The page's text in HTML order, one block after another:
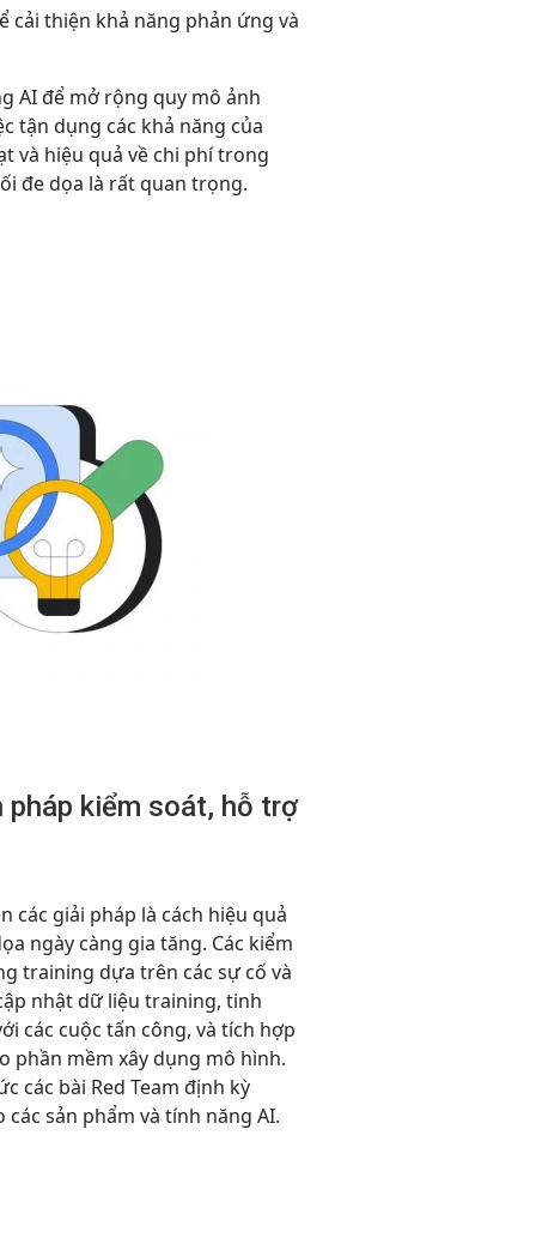
cải thiện khả năng phản ứng và
AI để mở rộng quy mô ảnh
tận dụng các khả năng của
và hiệu quả về chi phí trong
đe dọa là rất quan trọng.
pháp kiểm soát, hỗ trợ
các giải pháp là cách hiệu quả
ngày càng gia tăng. Các kiểm
training dựa trên các sự cố và
nhật dữ liệu training, tinh
các cuộc tấn công, và tích hợp
phần mềm xây dụng mô hình.
các bài Red Team định kỳ
sản phẩm và tính năng AI.